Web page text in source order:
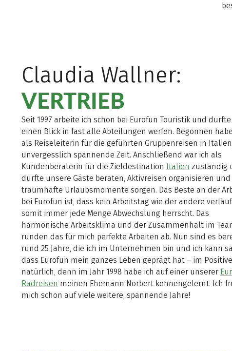
Claudia Wallner:
VERTRIEB
Seit 1997 arbeite ich schon bei Eurofun Touristik und durfte
einen Blick in fast alle Abteilungen werfen. Begonnen
als Reiseleiterin für die geführten Gruppenreisen in
unvergesslich spannende Zeit. Anschließend war ich als
Kundenberaterin für die Zieldestination Italien zuständig
durfte unsere Gäste beraten, Aktivreisen organisieren
traumhafte Urlaubsmomente sorgen. Das Beste an der
bei Eurofun ist, dass kein Arbeitstag wie der andere
somit immer jede Menge Abwechslung herrscht. Das
harmonische Arbeitsklima und der Zusammenhalt im
runden das für mich perfekte Arbeiten ab. Nun sind es
rund 25 Jahre, die ich im Unternehmen bin und ich kann
dass Eurofun mein ganzes Leben geprägt hat – im
natürlich, denn im Jahr 1998 habe ich auf einer unserer
Radreisen meinen Ehemann Norbert kennengelernt. Ich
mich schon auf viele weitere, spannende Jahre!